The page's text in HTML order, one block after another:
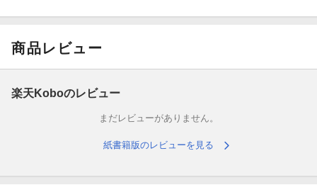
商品レビュー
楽天Koboのレビュー
まだレビューがありません。
紙書籍版のレビューを見る